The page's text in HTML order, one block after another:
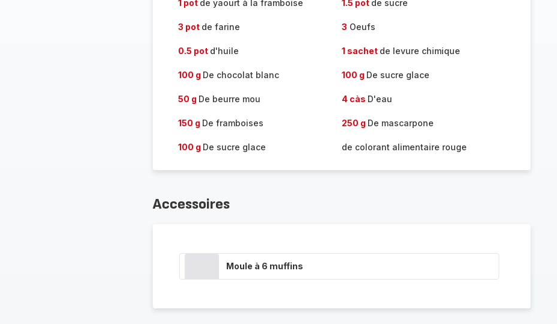
1 pot de yaourt à la framboise 1.5 pot de sucre
3 pot de farine 3 Oeufs
0.5 pot d'huile 1 sachet de levure chimique
100 g De chocolat blanc 100 g De sucre glace
50 g De beurre mou 4 càs D'eau
150 g De framboises 250 g De mascarpone
100 g De sucre glace de colorant alimentaire rouge
Accessoires
Moule à 6 muffins